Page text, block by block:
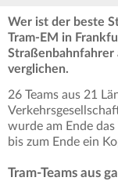
Wer ist der beste
Tram-EM in
Straßenbahnfahrer
verglichen.
26 Teams aus 21
wurde am Ende das
bis zum Ende ein
Tram-Teams aus